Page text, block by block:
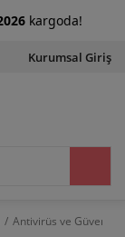
Kurumsal Giriş
Antivirüs ve Güvenlik